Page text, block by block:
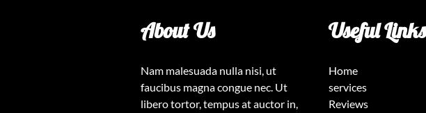
About Us
Nam malesuada nulla nisi, ut
faucibus magna congue nec. Ut
libero tortor, tempus at auctor in,
Useful Links
Home
services
Reviews